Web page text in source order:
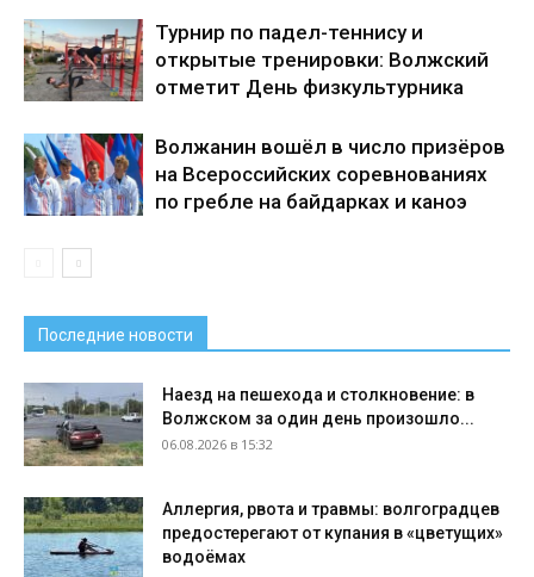
Турнир по падел-теннису и
открытые тренировки: Волжский
отметит День физкультурника
Волжанин вошёл в число призёров
на Всероссийских соревнованиях
по гребле на байдарках и каноэ
Последние новости
Наезд на пешехода и столкновение: в
Волжском за один день произошло...
06.08.2026 в 15:32
Аллергия, рвота и травмы: волгоградцев
предостерегают от купания в «цветущих»
водоёмах